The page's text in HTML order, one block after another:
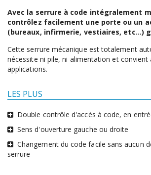
Avec la serrure à code intégralement
contrôlez facilement une porte ou un
(bureaux, infirmerie, vestiaires, etc...)
Cette serrure mécanique est totalement
nécessite ni pile, ni alimentation et convient
applications.
LES PLUS
Double contrôle d'accès à code, en
Sens d'ouverture gauche ou droite
Changement du code facile sans aucun
serrure